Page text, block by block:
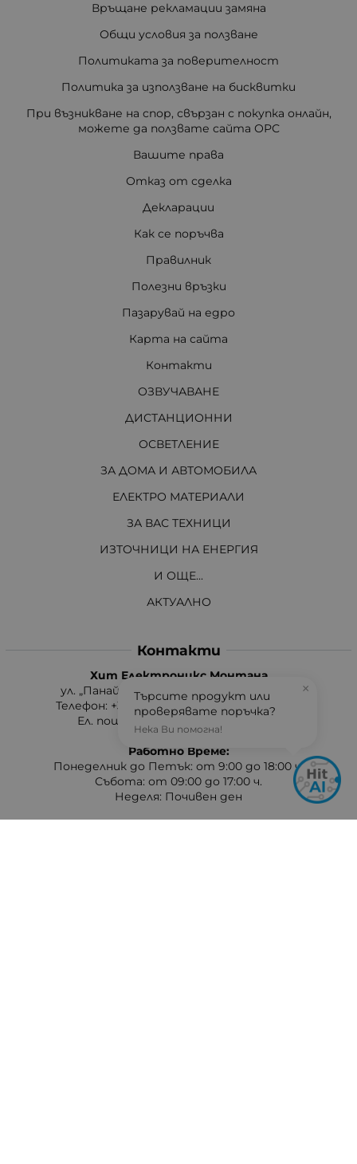
Връщане рекламации замяна
Общи условия за ползване
Политиката за поверителност
Политика за използване на бисквитки
При възникване на спор, свързан с покупка онлайн,
можете да ползвате сайта ОРС
Вашите права
Отказ от сделка
Декларации
Как се поръчва
Правилник
Полезни връзки
Пазарувай на едро
Карта на сайта
Контакти
ОЗВУЧАВАНЕ
ДИСТАНЦИОННИ
ОСВЕТЛЕНИЕ
ЗА ДОМА И АВТОМОБИЛА
ЕЛЕКТРО МАТЕРИАЛИ
ЗА ВАС ТЕХНИЦИ
ИЗТОЧНИЦИ НА ЕНЕРГИЯ
И ОЩЕ...
АКТУАЛНО
Контакти
Хит Електроникс Монтана
ул. „Панайот Хитов“ 46, 3400 Монтана
Телефон: +359 96 304 314 / +359 876 304314
Ел. поща:
info:at:hit-electronics.com
Работно Време:
Понеделник до Петък: от 9:00 до 18:00 ч.
Събота: от 09:00 до 17:00 ч.
Неделя: Почивен ден
×
Търсите продукт или
проверявате поръчка?
Нека Ви помогна!